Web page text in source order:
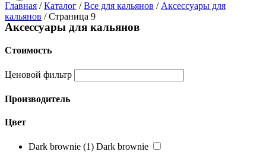
Главная /Каталог /Все для кальянов / Аксессуары для
кальянов / Страница 9
Аксессуары для кальянов
Стоимость
Ценовой фильтр
Производитель
Цвет
Dark brownie (1) Dark brownie